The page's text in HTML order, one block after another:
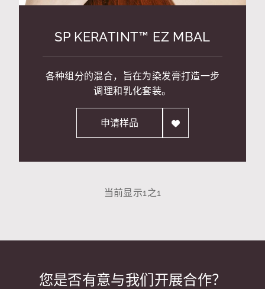
SP KERATINT™ EZ MBAL
各种组分的混合，旨在为染发膏打造一步
调理和乳化套装。
申请样品
当前显示1之1
您是否有意与我们开展合作？